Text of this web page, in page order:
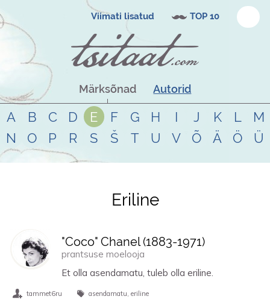
Viimati lisatud TOP 10
Märksõnad Autorid
A B C D E F G H I J K L
M
N
O P R S Š T U V Õ Ä Ö Ü
Tsitaadid teemaleriline
Eriline
"Coco" Chanel (1883-1971)
prantsuse moelooja
Et olla asendamatu, tuleb olla eriline.
tammet6ru asendamatu eriline